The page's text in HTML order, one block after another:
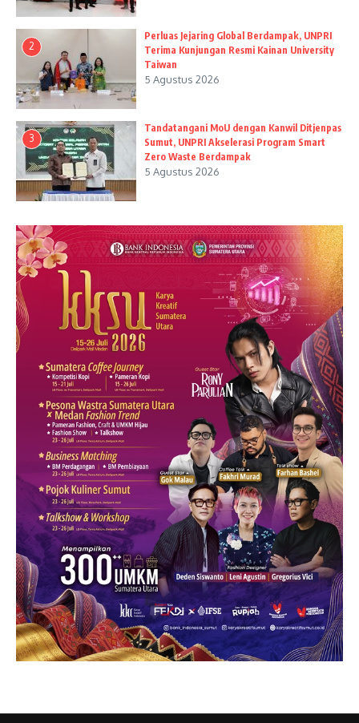
2
Perluas Jejaring Global Berdampak, UNPRI
Terima Kunjungan Resmi Kainan University
Taiwan
5 Agustus 2026
3
Tandatangani MoU dengan Kanwil Ditjenpas
Sumut, UNPRI Akselerasi Program Smart
Zero Waste Berdampak
5 Agustus 2026